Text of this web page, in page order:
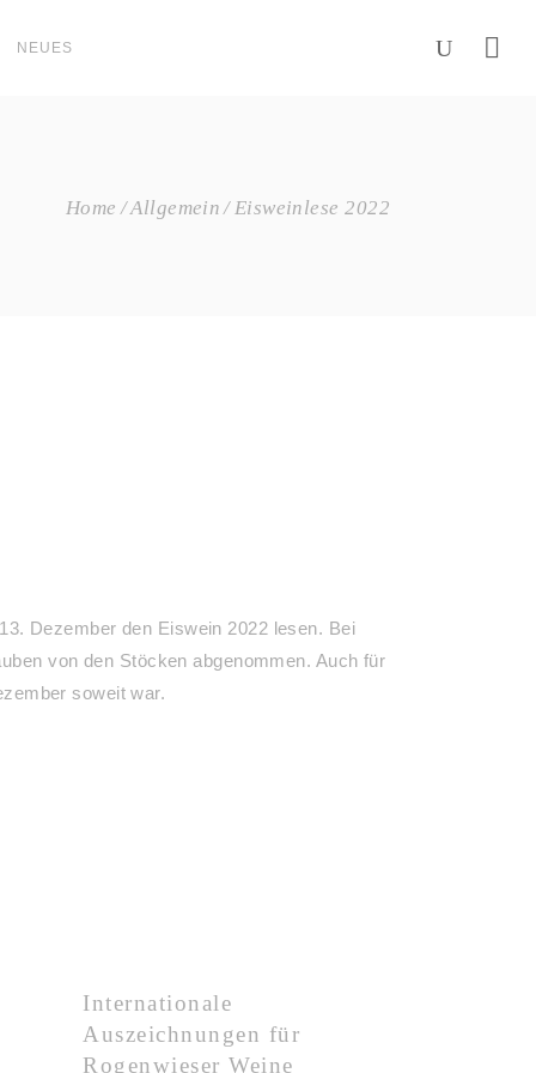
NEUES
Home Allgemein Eisweinlese 2022
Dezember den Eiswein 2022 lesen. Bei
von den Stöcken abgenommen. Auch für
soweit war.
Internationale
Auszeichnungen für
Rogenwieser Weine